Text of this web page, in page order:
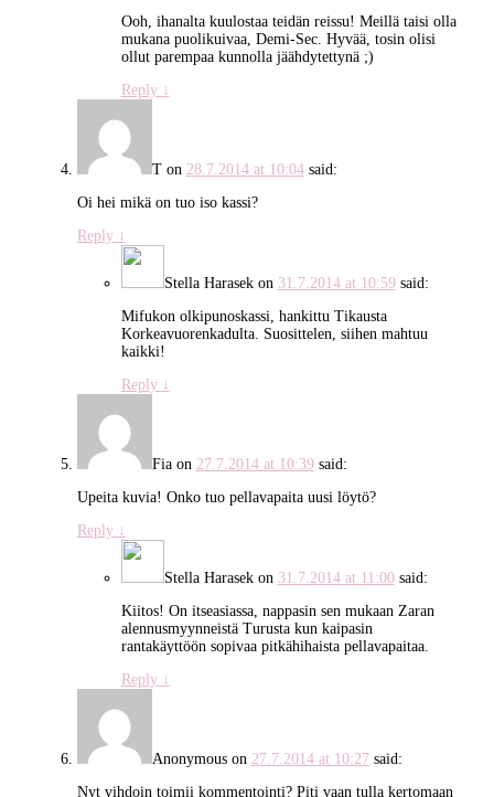
Ooh, ihanalta kuulostaa teidän reissu! Meillä taisi olla
mukana puolikuivaa, Demi-Sec. Hyvää, tosin olisi
ollut parempaa kunnolla jäähdytettynä ;)
Reply ↓
Ton 28.7.2014 at 10:04 said:
Oi hei mikä on tuo iso kassi?
Reply ↓
Stella Harasekon 31.7.2014 at 10:59 said:
Mifukon olkipunoskassi, hankittu Tikausta
Korkeavuorenkadulta. Suosittelen, siihen mahtuu
kaikki!
Reply ↓
Fiaon 27.7.2014 at 10:39 said:
Upeita kuvia! Onko tuo pellavapaita uusi löytö?
Reply ↓
Stella Harasekon 31.7.2014 at 11:00 said:
Kiitos! On itseasiassa, nappasin sen mukaan Zaran
alennusmyynneistä Turusta kun kaipasin
rantakäyttöön sopivaa pitkähihaista pellavapaitaa.
Reply ↓
Anonymouson 27.7.2014 at 10:27 said:
Nyt vihdoin toimii kommentointi? Piti vaan tulla kertomaan